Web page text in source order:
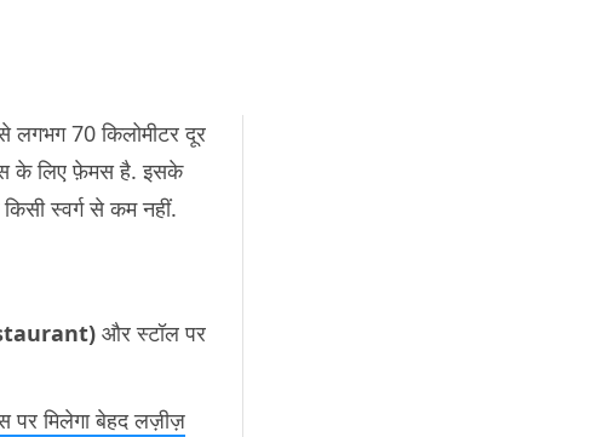
लगभग 70 किलोमीटर दूर
के लिए फ़ेमस है. इसके
स्वर्ग से कम नहीं.
और स्टॉल पर
पर मिलेगा बेहद लज़ीज़